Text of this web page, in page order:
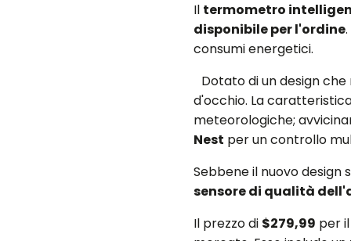
Il termometro
disponibile per l'ordine
consumi energetici.
Dotato di un design
d'occhio. La
meteorologiche;
Nest per un controllo
Sebbene il nuovo
sensore di qualità
Il prezzo di $279,99 per